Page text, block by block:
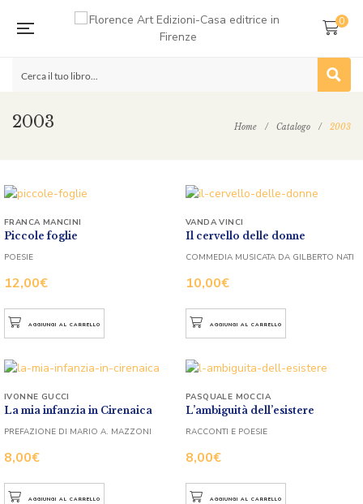
0
2003 Home / Catalogo / 2003
Piccole foglie
12,00€
FRANCA MANCINI
POESIE
AGGIUNGI AL CARRELLO
Il cervello delle donne
10,00€
VANDA VINCI
COMMEDIA MUSICATA DA GILBERTO NATI
AGGIUNGI AL CARRELLO
La mia infanzia in Cirenaica
8,00€
IVONNE GUCCI
PREFAZIONE DI MARIO A. MAZZONI
AGGIUNGI AL CARRELLO
L’ambiguità dell’esistere
8,00€
PASQUALE MOCCIA
RACCONTI E POESIE
AGGIUNGI AL CARRELLO